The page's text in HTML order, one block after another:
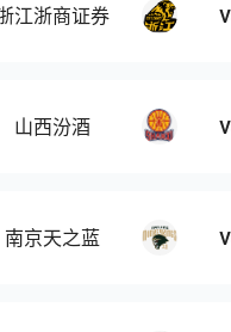
江浙商证券
山西汾酒
南京天之蓝